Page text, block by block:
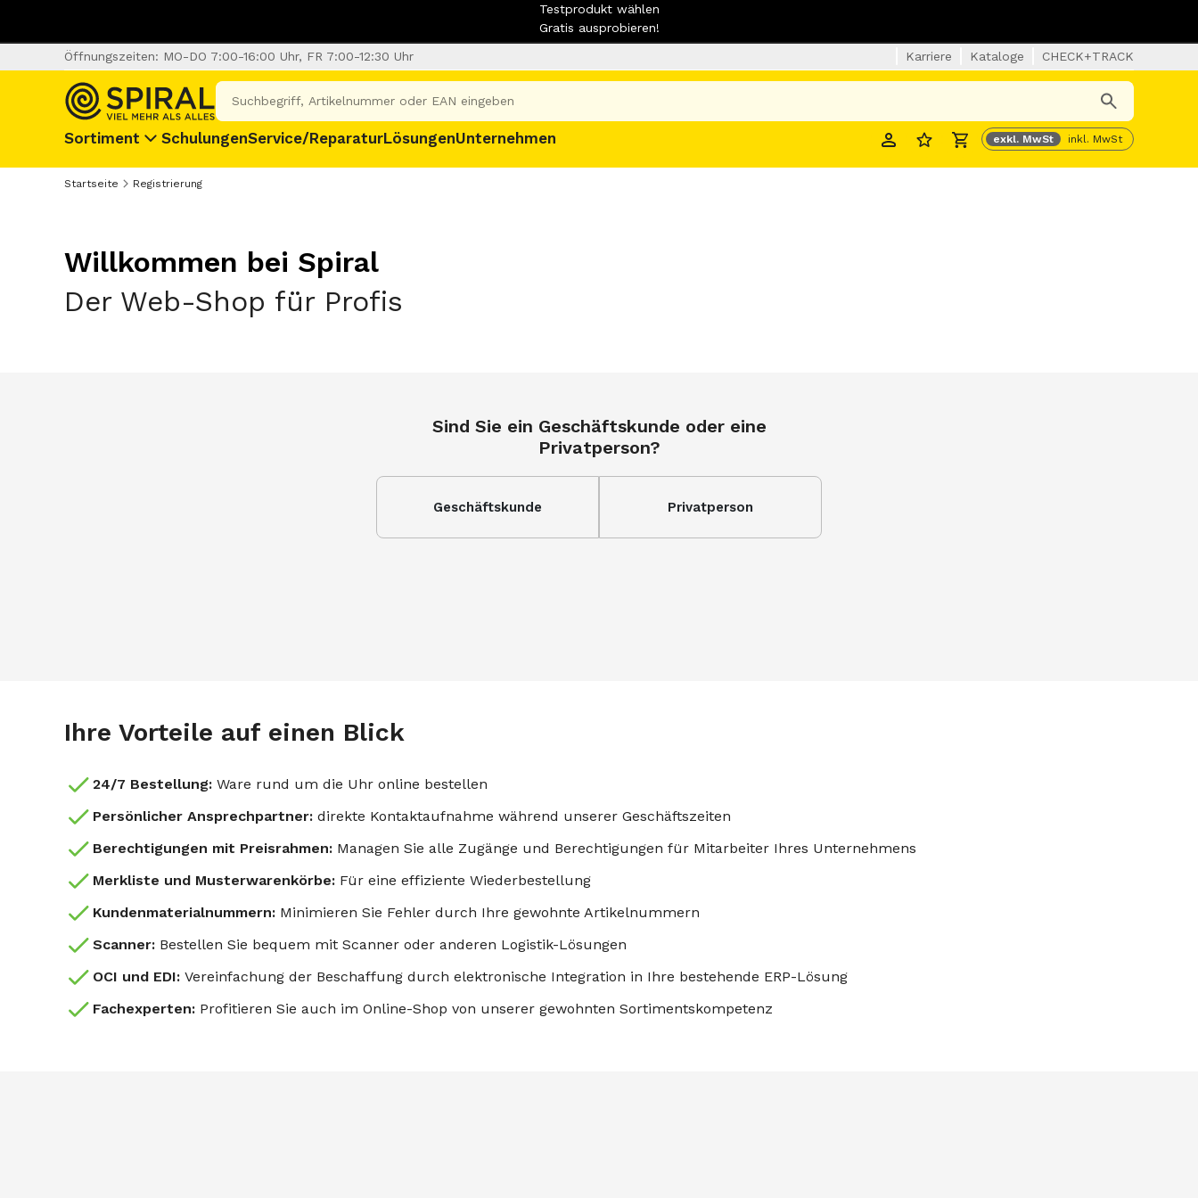
Testprodukt wählen
Gratis ausprobieren!
Öffnungszeiten: MO-DO 7:00-16:00 Uhr, FR 7:00-12:30 Uhr
Karriere Kataloge CHECK+TRACK
Sortiment SchulungenService/ReparaturLösungenUnternehmen exkl. MwSt inkl. MwSt
Startseite Registrierung
Willkommen bei Spiral
Der Web-Shop für Profis
Sind Sie ein Geschäftskunde oder eine
Privatperson?
Geschäftskunde Privatperson
Ihre Vorteile auf einen Blick
24/7 Bestellung: Ware rund um die Uhr online bestellen
Persönlicher Ansprechpartner: direkte Kontaktaufnahme während unserer Geschäftszeiten
Berechtigungen mit Preisrahmen: Managen Sie alle Zugänge und Berechtigungen für Mitarbeiter Ihres Unternehmens
Merkliste und Musterwarenkörbe: Für eine effiziente Wiederbestellung
Kundenmaterialnummern: Minimieren Sie Fehler durch Ihre gewohnte Artikelnummern
Scanner: Bestellen Sie bequem mit Scanner oder anderen Logistik-Lösungen
OCI und EDI: Vereinfachung der Beschaffung durch elektronische Integration in Ihre bestehende ERP-Lösung
Fachexperten: Profitieren Sie auch im Online-Shop von unserer gewohnten Sortimentskompetenz